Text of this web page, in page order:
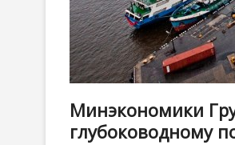
Минэкономики
глубоководному